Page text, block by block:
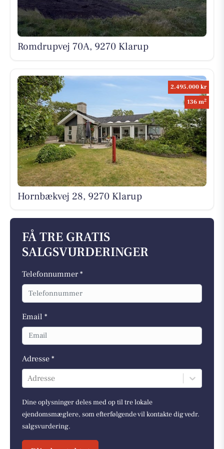
Romdrupvej 70A, 9270 Klarup
2.495.000 kr
136 m2
Hornbækvej 28, 9270 Klarup
FÅ TRE GRATIS
SALGSVURDERINGER
Telefonnummer *
Email *
Adresse *
Adresse
Dine oplysninger deles med op til tre lokale
ejendomsmæglere, som efterfølgende vil kontakte dig vedr.
salgsvurdering.